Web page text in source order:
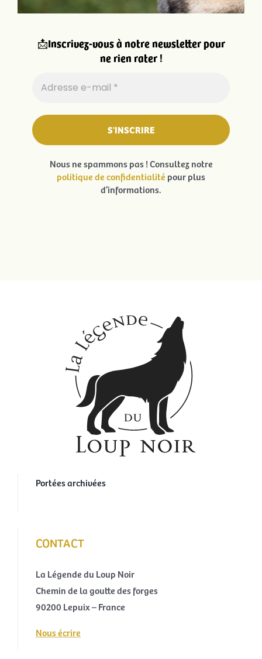
📩Inscrivez-vous à notre newsletter pour
ne rien rater !
Nous ne spammons pas ! Consultez notre
politique de confidentialité pour plus
d’informations.
Portées archivées
CONTACT
La Légende du Loup Noir
Chemin de la goutte des forges
90200 Lepuix – France
Nous écrire